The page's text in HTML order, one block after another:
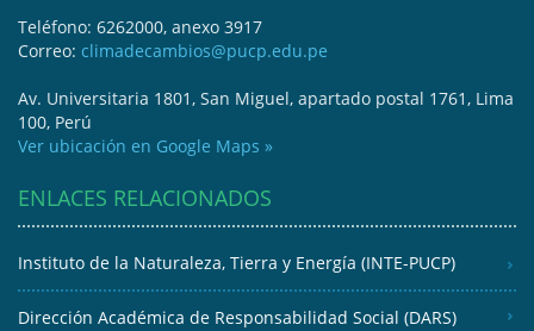
Teléfono: 6262000, anexo 3917
Correo: climadecambios@pucp.edu.pe
Av. Universitaria 1801, San Miguel, apartado postal 1761, Lima
100, Perú
Ver ubicación en Google Maps »
ENLACES RELACIONADOS
Instituto de la Naturaleza, Tierra y Energía (INTE-PUCP)
Dirección Académica de Responsabilidad Social (DARS)